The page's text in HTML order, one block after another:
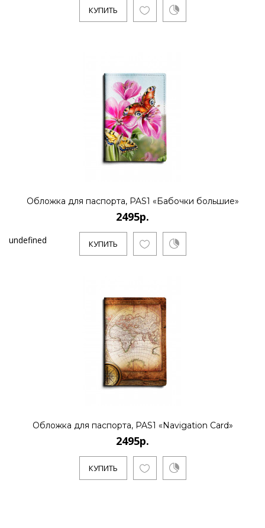
КУПИТЬ
Обложка для паспорта, PAS1 «Бабочки большие»
2495р.
КУПИТЬ
undefined
Обложка для паспорта, PAS1 «Navigation Card»
2495р.
КУПИТЬ